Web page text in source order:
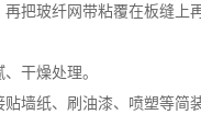
把玻纤网带粘覆在板缝上
干燥处理。
墙纸、刷油漆、喷塑等简